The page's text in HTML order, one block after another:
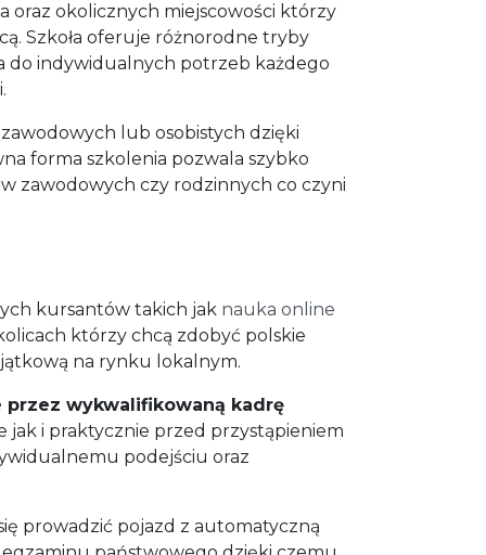
oraz okolicznych miejscowości którzy
Szkoła oferuje różnorodne tryby
do indywidualnych potrzeb każdego
lub osobistych dzięki
forma szkolenia pozwala szybko
zawodowych czy rodzinnych co czyni
kursantów takich jak nauka online
którzy chcą zdobyć polskie
na rynku lokalnym.
wykwalifikowaną kadrę
jak i praktycznie przed przystąpieniem
podejściu oraz
prowadzić pojazd z automatyczną